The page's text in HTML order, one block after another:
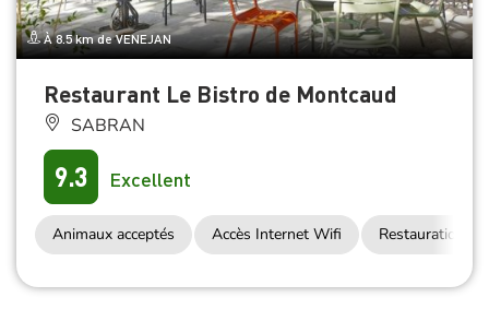
À 8.5 km de VENEJAN
Restaurant Le Bistro de Montcaud
SABRAN
9.3 Excellent
Animaux acceptés Accès Internet Wifi Restauration